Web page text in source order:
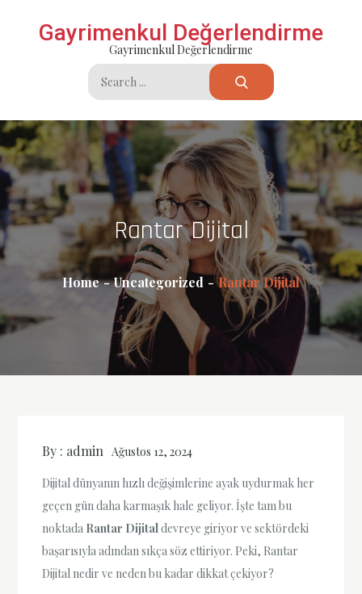
Gayrimenkul Değerlendirme
Gayrimenkul Değerlendirme
Search
for:
Rantar Dijital
Home Uncategorized Rantar Dijital
By : admin Ağustos 12, 2024
Dijital dünyanın hızlı değişimlerine ayak uydurmak her
geçen gün daha karmaşık hale geliyor. İşte tam bu
noktada Rantar Dijitaldevreye giriyor ve sektördeki
başarısıyla adından sıkça söz ettiriyor. Peki, Rantar
Dijital nedir ve neden bu kadar dikkat çekiyor?